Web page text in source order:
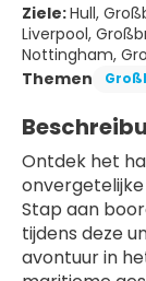
Ziele:Hull,
Liverpool,
Nottingham,
Themen
Ontdek het
Stap aan
tijdens deze
avontuur in